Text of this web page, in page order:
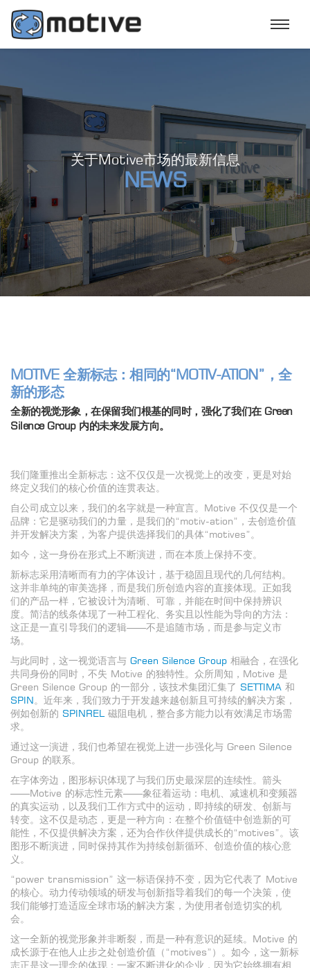
关于Motive市场的最新信息
NEWS
MOTIVE 全新标志：相同的“MOTIV-ATION”，全
新的形态
全新的视觉形象，在保留我们根基的同时，强化了我们在 Green
Silence Group 内的未来发展方向。
我们隆重推出全新标志：这不仅仅是一次视觉上的改变，更是对始
终定义我们的核心价值的连贯表达。
自公司成立以来，我们的名字就是一种宣言。Motive 不仅仅是一个
品牌：它是驱动我们的力量，是我们的“motiv-ation”，去创造价值
并开发解决方案，为客户提供选择我们的具体“motives”。
如今，这一身份在形式上不断演进，而在本质上保持不变。
新标志采用清晰而有力的字体设计，基于稳固且现代的几何结构。
这并非单纯的审美选择，而是我们所创造内容的直接体现。正如我
们的产品一样，它被设计为清晰、可靠，并能在时间中保持辨识
度。简洁的线条体现了一种工程化、务实且以性能为导向的方法：
这正是一直引导我们的逻辑——不是追随市场，而是参与定义市
场。
与此同时，这一视觉语言与 Green Silence Group 相融合，在强化
共同身份的同时，不失 Motive 的独特性。众所周知，Motive 是
Green Silence Group 的一部分，该技术集团汇集了 SETTIMA 和
SPIN。近年来，我们致力于开发越来越创新且可持续的解决方案，
例如创新的 SPINREL 磁阻电机，整合多方能力以有效满足市场需
求。
通过这一演进，我们也希望在视觉上进一步强化与 Green Silence
Group 的联系。
在字体旁边，图形标识体现了与我们历史最深层的连续性。箭头
——Motive 的标志性元素——象征着运动：电机、减速机和变频器
的真实运动，以及我们工作方式中的运动，即持续的研发、创新与
转变。这不仅是动态，更是一种方向：在整个价值链中创造新的可
能性，不仅提供解决方案，还为合作伙伴提供成长的“motives”。该
图形不断演进，同时保持其作为持续创新循环、创造价值的核心意
义。
“power transmission” 这一标语保持不变，因为它代表了 Motive
的核心。动力传动领域的研发与创新指导着我们的每一个决策，使
我们能够打造适应全球市场的解决方案，为使用者创造切实的机
会。
这一全新的视觉形象并非断裂，而是一种有意识的延续。Motive 的
成长源于在他人止步之处创造价值（“motives”）。如今，这一新标
志正是这一理念的体现：一家不断进化的企业，因为它始终拥有相